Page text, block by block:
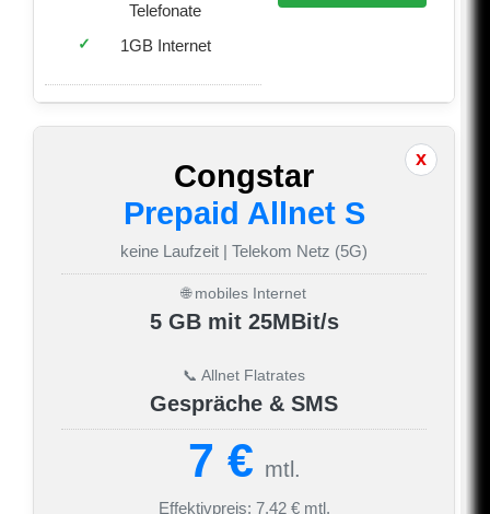
Telefonate
1GB Internet
Congstar
Prepaid Allnet S
keine Laufzeit | Telekom Netz (5G)
🌐 mobiles Internet
5 GB mit 25MBit/s
📞 Allnet Flatrates
Gespräche & SMS
7 € mtl.
Effektivpreis: 7,42 € mtl.